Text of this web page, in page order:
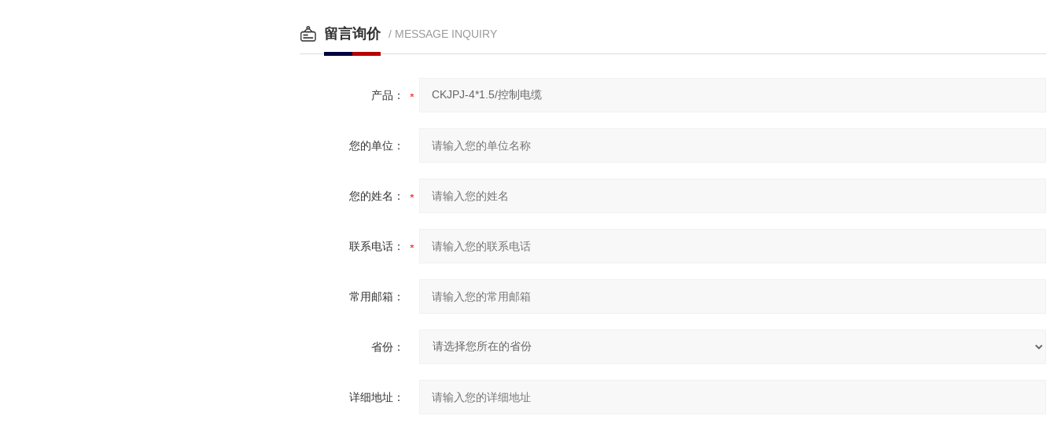
留言询价 / MESSAGE INQUIRY
产品：
您的单位：
您的姓名：
联系电话：
常用邮箱：
省份：
详细地址：